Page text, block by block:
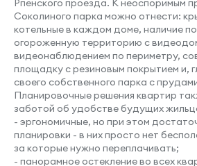
Наличие лоджии
Место под шкаф
Рпенского проезда. К неоспоримым
Соколиного парка можно отнести:
котельные в каждом доме, наличие
огороженную территорию с
видеонаблюдением по периметру,
площадку с резиновым покрытием и,
своего собственного парка с
Планировочные решения квартир
заботой об удобстве будущих
- эргономичные, но при этом
планировки - в них просто нет
за которые нужно переплачивать;
- панорамное остекление во всех